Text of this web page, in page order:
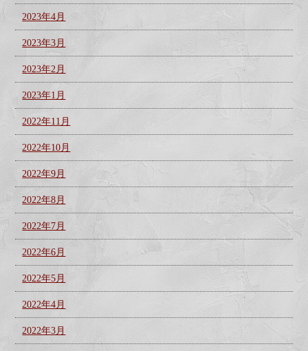
2023年4月
2023年3月
2023年2月
2023年1月
2022年11月
2022年10月
2022年9月
2022年8月
2022年7月
2022年6月
2022年5月
2022年4月
2022年3月